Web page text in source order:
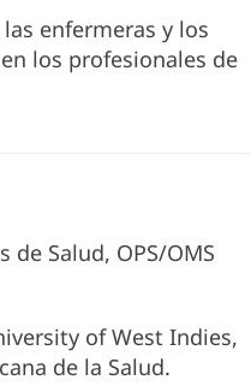
enfermeras y los
los profesionales de
Salud, OPS/OMS
of West Indies,
de la Salud.